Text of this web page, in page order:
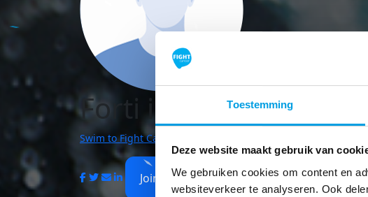
Toestemming
Deze website maakt gebruik van
We gebruiken cookies om content en
websiteverkeer te analyseren. Ook
Forti insieme
Swim to Fight Cancer | Alblasserdam
Join Us